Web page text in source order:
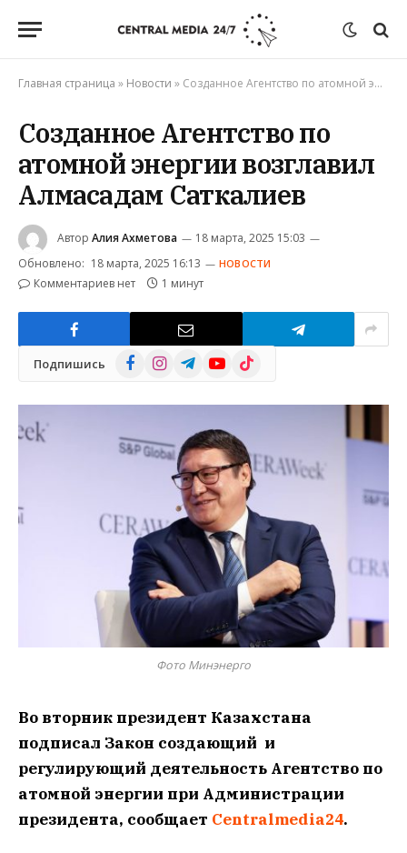
Главная страница » Новости » Созданное Агентство по атомной энергии возглавил Алмасадам Саткалиев
Созданное Агентство по
атомной энергии возглавил
Алмасадам Саткалиев
Автор Алия Ахметова
18 марта, 2025 15:03
Обновлено: 18 марта, 2025 16:13 НОВОСТИ
Комментариев нет 1 минут
Подпишись FacebookInstagramTelegramYouTube
TikTok
Фото Минэнерго
Во вторник президент Казахстана
подписал Закон создающий и
регулирующий деятельность Агентство по
атомной энергии при Администрации
президента, сообщает Centralmedia24.